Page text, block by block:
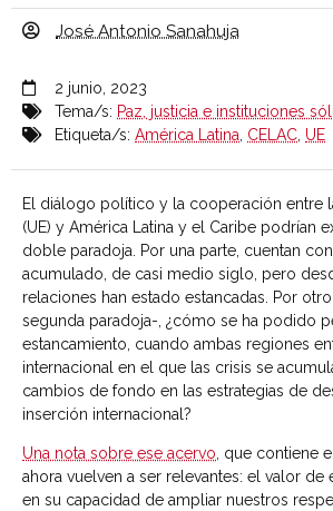
José Antonio Sanahuja
2 junio, 2023
Tema/s: Paz, justicia e instituciones
Etiqueta/s: América Latina CELAC UE
El diálogo político y la cooperación entre
(UE) y América Latina y el Caribe podrían
doble paradoja. Por una parte, cuentan
acumulado, de casi medio siglo, pero
relaciones han estado estancadas. Por
segunda paradoja- , ¿cómo se ha podido
estancamiento, cuando ambas regiones
internacional en el que las crisis se
cambios de fondo en las estrategias de
inserción internacional?
Una nota sobre ese acervo, que contiene
ahora vuelven a ser relevantes: el valor de
en su capacidad de ampliar nuestros